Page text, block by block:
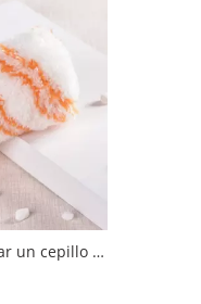
Cuántas veces puedes usar un cepillo de rodillo?